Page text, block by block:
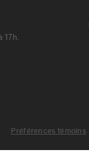
17h.
Préférences témoins